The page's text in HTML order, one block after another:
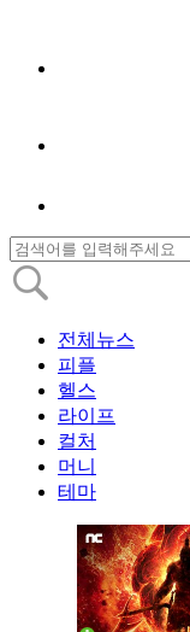
전체뉴스
피플
헬스
라이프
컬처
머니
테마